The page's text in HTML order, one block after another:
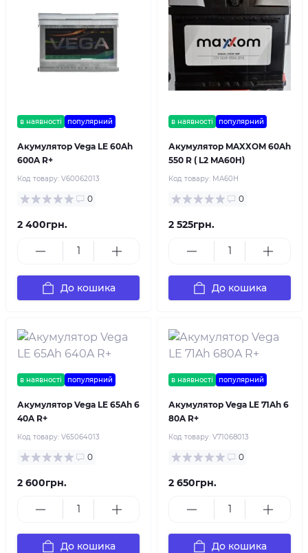
в наявності популярний
Акумулятор Vega LE 60Ah
600A R+
Код товару: V60062013
0
2 400грн.
До кошика
в наявності популярний
Акумулятор MAXXOM 60Ah
550 R ( L2 MA60H)
Код товару: MA60H
0
2 525грн.
До кошика
в наявності популярний
Акумулятор Vega LE 65Ah 6
40A R+
Код товару: V65064013
0
2 600грн.
До кошика
в наявності популярний
Акумулятор Vega LE 71Ah 6
80A R+
Код товару: V71068013
0
2 650грн.
До кошика